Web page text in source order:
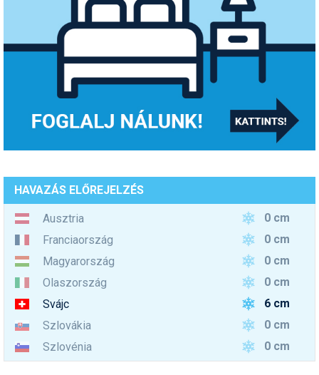
HAVAZÁS ELŐREJELZÉS
Ausztria
0 cm
Franciaország
0 cm
Magyarország
0 cm
Olaszország
0 cm
Svájc
6 cm
Szlovákia
0 cm
Szlovénia
0 cm